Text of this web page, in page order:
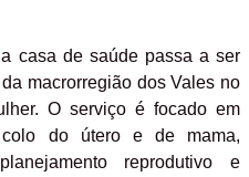
casa de saúde passa a ser
macrorregião dos Vales no
O serviço é focado em
colo do útero e de mama,
reprodutivo e